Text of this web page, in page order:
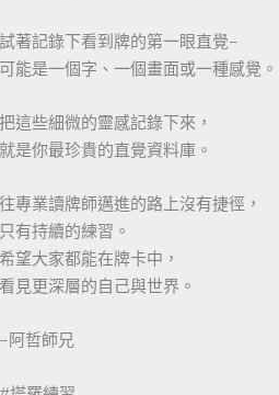
試著記錄下看到牌的第一眼直覺–
可能是一個字、一個畫面或一種感覺。
把這些細微的靈感記錄下來，
就是你最珍貴的直覺資料庫。
​往專業讀牌師邁進的路上沒有捷徑，
只有持續的練習。
希望大家都能在牌卡中，
看見更深層的自己與世界。
–阿哲師兄